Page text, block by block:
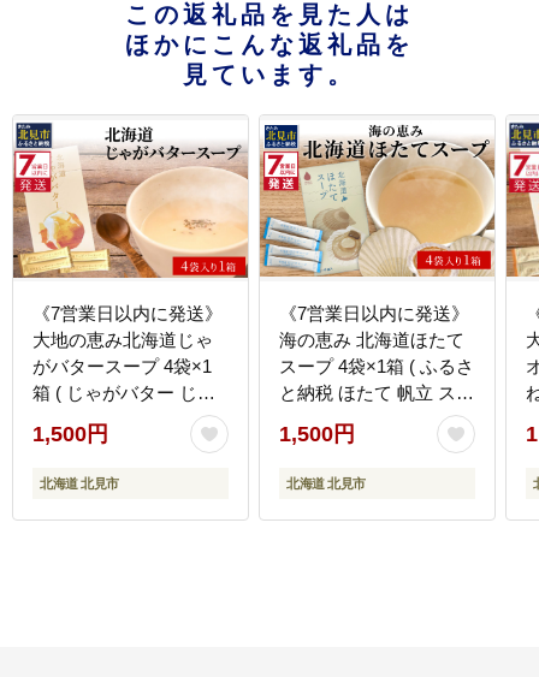
この返礼品を見た人は
ほかにこんな返礼品を
見ています。
《7営業日以内に発送》
大地の恵み北海道じゃ
がバタースープ 4袋×1
箱 ( じゃがバター じゃ
がいも 北海道 ふるさと
納税 スープ )【125-
0094】
1,500円
北海道 北見市
《7営業日以内に発送》
海の恵み 北海道ほたて
スープ 4袋×1箱 ( ふるさ
と納税 ほたて 帆立 スー
プ 小分け 即席 簡単 粉
末 調味料 )【125-
0097】
1,500円
北海道 北見市